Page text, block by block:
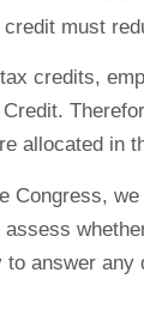
must
credits,
allocated in
Congress,
to answer